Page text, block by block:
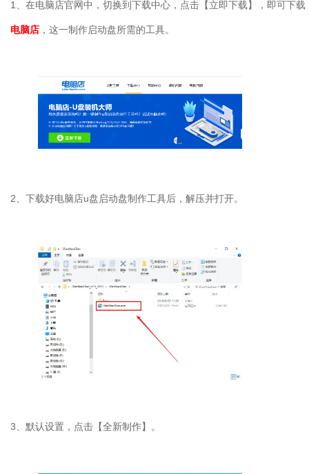
1、在电脑店官网中，切换到下载中心，点击【立即下载】，即可下载
电脑店 ，这一制作启动盘所需的工具。
2 、下载好电脑店u盘启动盘制作工具后，解压并打开。
3 、默认设置，点击【全新制作】。